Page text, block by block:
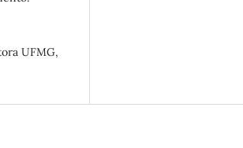
UFMG,